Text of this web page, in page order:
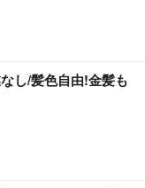
し/髪色自由!金髪も